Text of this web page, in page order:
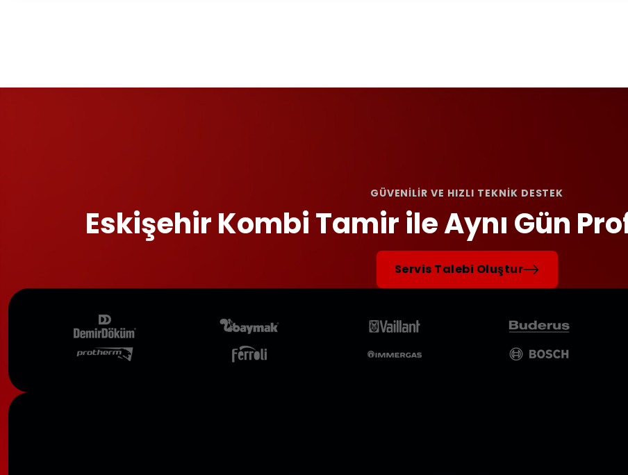
GÜVENİLİR VE HIZLI TEKNİK DESTEK
Eskişehir Kombi Tamir ile Aynı Gün
Servis Talebi Oluştur